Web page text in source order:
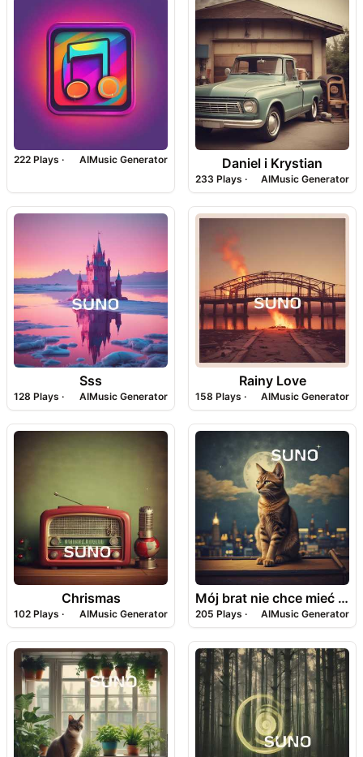
222 Plays · AIMusic Generator Daniel i Krystian
233 Plays · AIMusic Generator
Sss
128 Plays · AIMusic Generator
Rainy Love
158 Plays · AIMusic Generator
Chrismas
102 Plays · AIMusic Generator
Mój brat nie chce mieć kota
205 Plays · AIMusic Generator